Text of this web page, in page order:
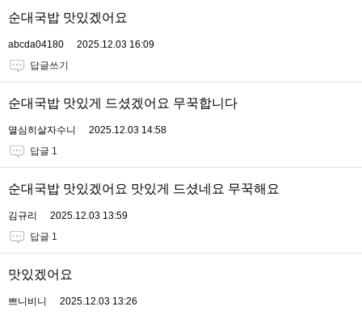
순대국밥 맛있겠어요
abcda04180
2025.12.03 16:09
답글쓰기
순대국밥 맛있게 드셨겠어요 무꾹합니다
열심히살자수니
2025.12.03 14:58
답글 1
순대국밥 맛있겠어요 맛있게 드셨네요 무꾹해요
김규리
2025.12.03 13:59
답글 1
맛있겠어요
쁘니비니
2025.12.03 13:26